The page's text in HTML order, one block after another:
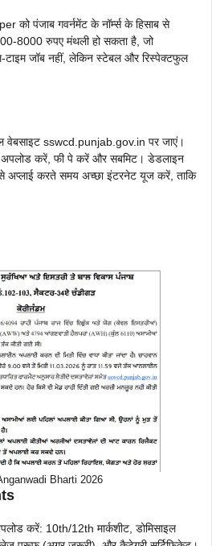
पंजाब गवर्नमेंट के नॉर्म्स के हिसाब से
8000 रुपए मंथली हो सकता है, जो
जॉब नहीं, लेकिन स्टेबल और रिस्पेक्टफुल
वेबसाइट sswcd.punjab.gov.in पर जाएं।
अपलोड करें, फी पे करें और सबमिट। डेडलाइन
से अप्लाई करते समय अच्छा इंटरनेट यूज करें, ताकि
Bharti 2026
करें: 10th/12th मार्कशीट, डोमिसाइल